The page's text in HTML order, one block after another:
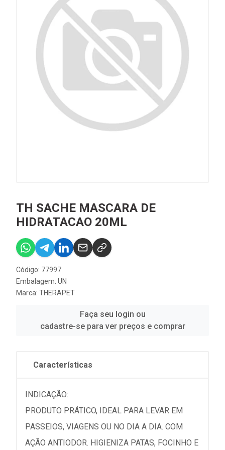
TH SACHE MASCARA DE
HIDRATACAO 20ML
Código: 77997
Embalagem: UN
Marca: THERAPET
Faça seu login ou
cadastre-se para ver preços e comprar
Características
INDICAÇÃO:
PRODUTO PRÁTICO, IDEAL PARA LEVAR EM
PASSEIOS, VIAGENS OU NO DIA A DIA. COM
AÇÃO ANTIODOR. HIGIENIZA PATAS, FOCINHO E